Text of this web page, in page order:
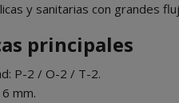
y sanitarias con grandes
principales
P-2 / O-2 / T-2.
mm.